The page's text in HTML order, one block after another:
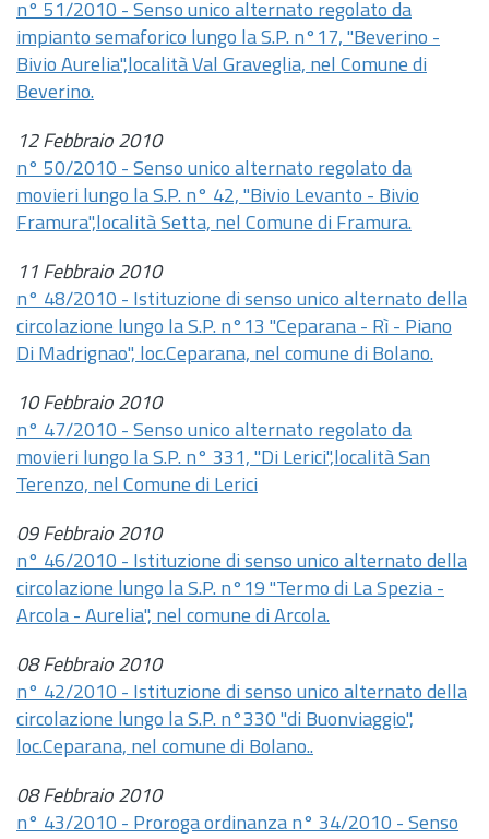
n° 51/2010 - Senso unico alternato regolato da
impianto semaforico lungo la S.P. n°17, "Beverino -
Bivio Aurelia",località Val Graveglia, nel Comune di
Beverino.
12 Febbraio 2010
n° 50/2010 - Senso unico alternato regolato da
movieri lungo la S.P. n° 42, "Bivio Levanto - Bivio
Framura",località Setta, nel Comune di Framura.
11 Febbraio 2010
n° 48/2010 - Istituzione di senso unico alternato della
circolazione lungo la S.P. n°13 "Ceparana - Rì - Piano
Di Madrignao", loc.Ceparana, nel comune di Bolano.
10 Febbraio 2010
n° 47/2010 - Senso unico alternato regolato da
movieri lungo la S.P. n° 331, "Di Lerici",località San
Terenzo, nel Comune di Lerici
09 Febbraio 2010
n° 46/2010 - Istituzione di senso unico alternato della
circolazione lungo la S.P. n°19 "Termo di La Spezia -
Arcola - Aurelia", nel comune di Arcola.
08 Febbraio 2010
n° 42/2010 - Istituzione di senso unico alternato della
circolazione lungo la S.P. n°330 "di Buonviaggio",
loc.Ceparana, nel comune di Bolano..
08 Febbraio 2010
n° 43/2010 - Proroga ordinanza n° 34/2010 - Senso